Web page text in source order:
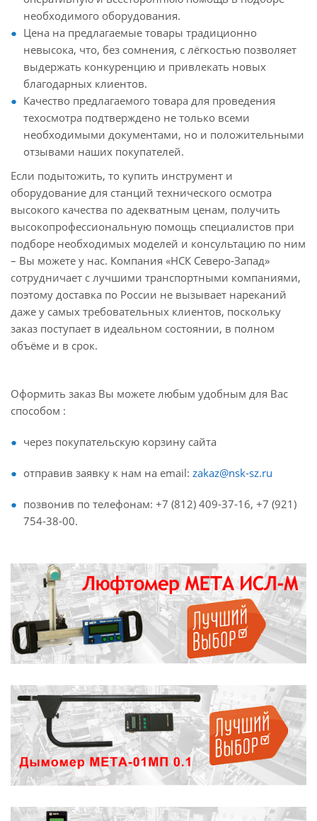
необходимого оборудования.
Цена на предлагаемые товары традиционно
невысока, что, без сомнения, с лёгкостью позволяет
выдержать конкуренцию и привлекать новых
благодарных клиентов.
Качество предлагаемого товара для проведения
техосмотра подтверждено не только всеми
необходимыми документами, но и положительными
отзывами наших покупателей.
Если подытожить, то купить инструмент и
оборудование для станций технического осмотра
высокого качества по адекватным ценам, получить
высокопрофессиональную помощь специалистов при
подборе необходимых моделей и консультацию по ним
– Вы можете у нас. Компания «НСК Северо-Запад»
сотрудничает с лучшими транспортными компаниями,
поэтому доставка по России не вызывает нареканий
даже у самых требовательных клиентов, поскольку
заказ поступает в идеальном состоянии, в полном
объёме и в срок.
Оформить заказ Вы можете любым удобным для Вас
способом :
через покупательскую корзину сайта
отправив заявку к нам на email: zakaz@nsk-sz.ru
позвонив по телефонам: +7 (812) 409-37-16, +7 (921)
754-38-00.